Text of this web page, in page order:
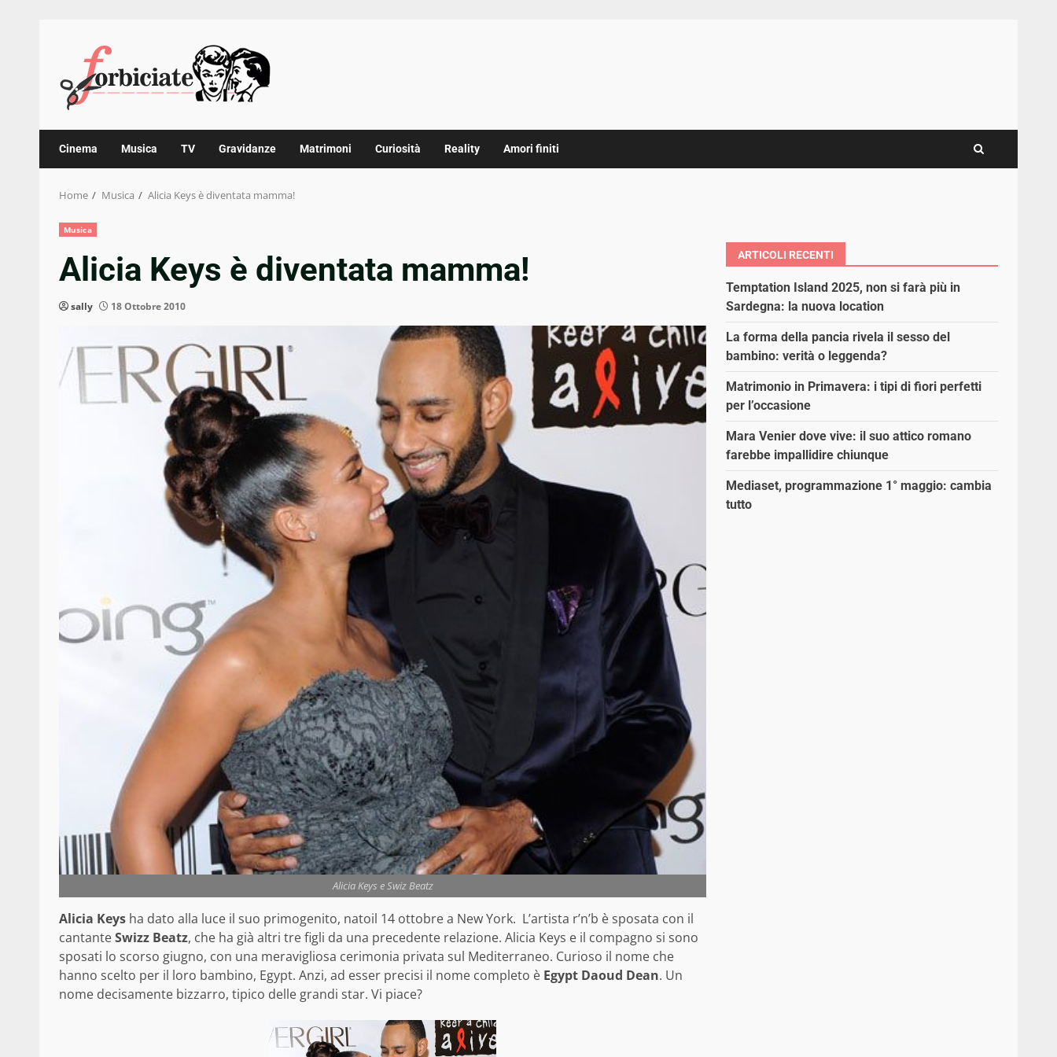
content
Cinema Musica TV Gravidanze Matrimoni Curiosità Reality Amori finiti
Home Musica Alicia Keys è diventata mamma!
Musica
Alicia Keys è diventata mamma!
sally 18 Ottobre 2010
Alicia Keys e Swiz Beatz
Alicia Keys ha dato alla luce il suo primogenito, natoil 14 ottobre a New York. L’artista r’n’b è sposata con il
cantanteSwizz Beatz, che ha già altri tre figli da una precedente relazione. Alicia Keys e il compagno si sono
sposati lo scorso giugno, con una meravigliosa cerimonia privata sul Mediterraneo. Curioso il nome che
hanno scelto per il loro bambino, Egypt. Anzi, ad esser precisi il nome completo è Egypt Daoud Dean. Un
nome decisamente bizzarro, tipico delle grandi star. Vi piace?
ARTICOLI RECENTI
Temptation Island 2025, non si farà più in
Sardegna: la nuova location
La forma della pancia rivela il sesso del
bambino: verità o leggenda?
Matrimonio in Primavera: i tipi di fiori perfetti
per l’occasione
Mara Venier dove vive: il suo attico romano
farebbe impallidire chiunque
Mediaset, programmazione 1° maggio: cambia
tutto